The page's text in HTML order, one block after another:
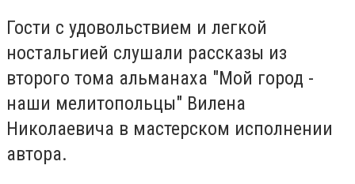
Гости с удовольствием и легкой
ностальгией слушали рассказы из
второго тома альманаха "Мой город -
наши мелитопольцы" Вилена
Николаевича в мастерском исполнении
автора.